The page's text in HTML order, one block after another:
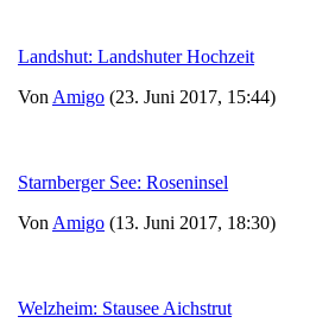
Landshut: Landshuter Hochzeit
Von Amigo (23. Juni 2017, 15:44)
Starnberger See: Roseninsel
Von Amigo (13. Juni 2017, 18:30)
Welzheim: Stausee Aichstrut